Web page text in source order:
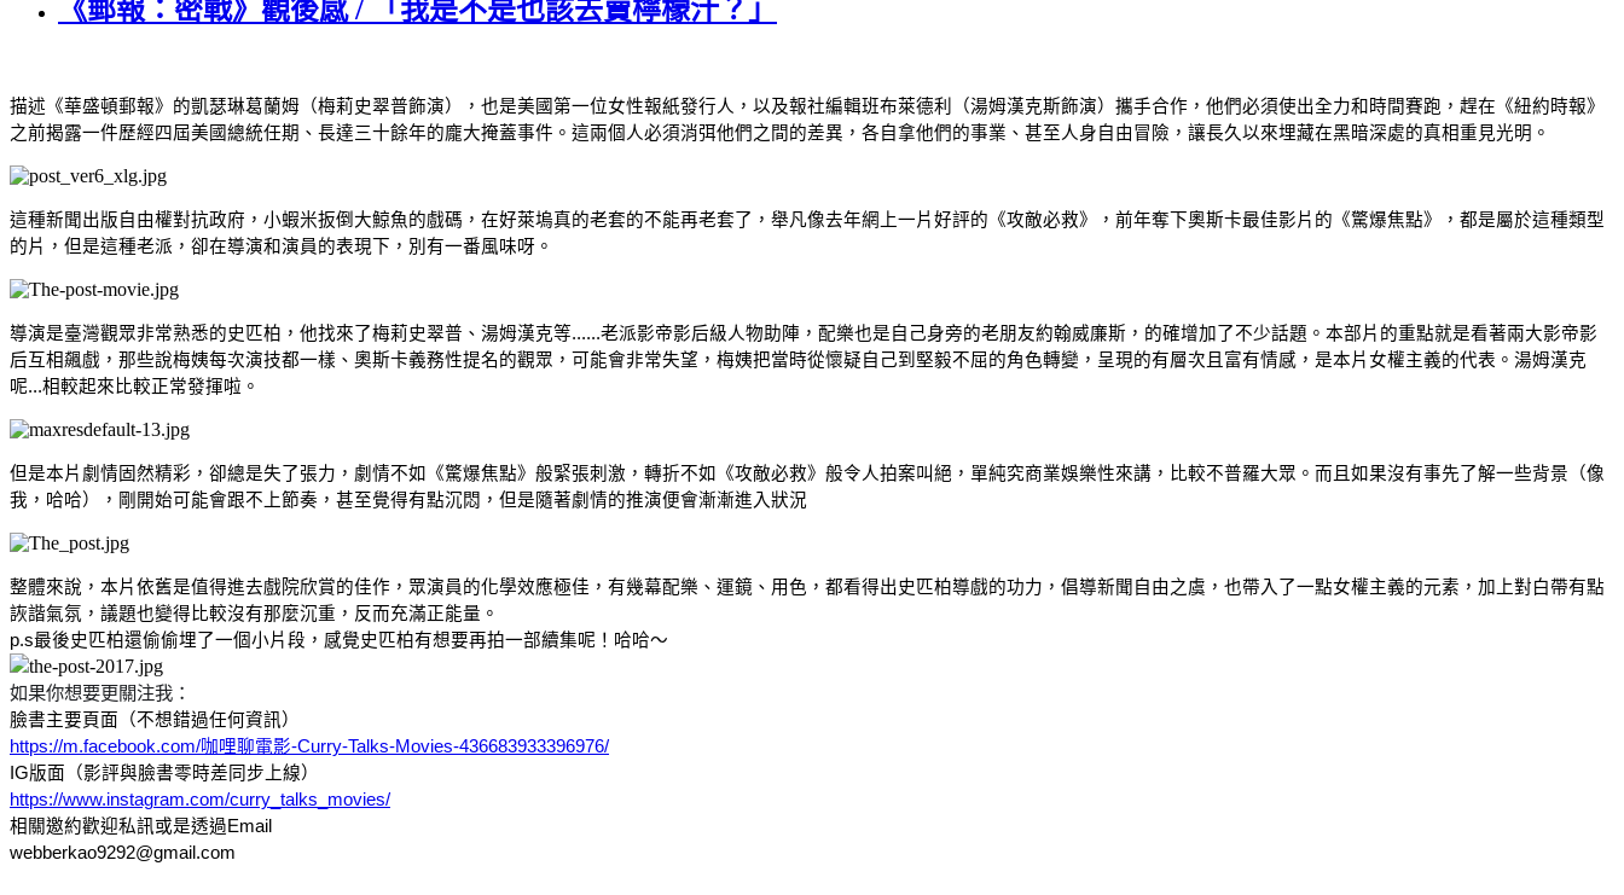
《郵報：密戰》觀後感 / 「我是不是也該去賣檸檬汁？」
描述《華盛頓郵報》的凱瑟琳葛蘭姆（梅莉史翠普飾演），也是美國第一位女性報紙發行人，以及報社編輯班布萊德利（湯姆漢克斯飾演）攜手合作，他們必須使出全力和時間賽跑，趕在《紐約時報》
之前揭露一件歷經四屆美國總統任期、長達三十餘年的龐大掩蓋事件。這兩個人必須消弭他們之間的差異，各自拿他們的事業、甚至人身自由冒險，讓長久以來埋藏在黑暗深處的真相重見光明。
這種新聞出版自由權對抗政府，小蝦米扳倒大鯨魚的戲碼，在好萊塢真的老套的不能再老套了，舉凡像去年網上一片好評的《攻敵必救》，前年奪下奧斯卡最佳影片的《驚爆焦點》，都是屬於這種類型
的片，但是這種老派，卻在導演和演員的表現下，別有一番風味呀。
導演是臺灣觀眾非常熟悉的史匹柏，他找來了梅莉史翠普、湯姆漢克等......老派影帝影后級人物助陣，配樂也是自己身旁的老朋友約翰威廉斯，的確增加了不少話題。本部片的重點就是看著兩大影帝影
后互相飆戲，那些說梅姨每次演技都一樣、奧斯卡義務性提名的觀眾，可能會非常失望，梅姨把當時從懷疑自己到堅毅不屈的角色轉變，呈現的有層次且富有情感，是本片女權主義的代表。湯姆漢克
呢...相較起來比較正常發揮啦。
但是本片劇情固然精彩，卻總是失了張力，劇情不如《驚爆焦點》般緊張刺激，轉折不如《攻敵必救》般令人拍案叫絕，單純究商業娛樂性來講，比較不普羅大眾。而且如果沒有事先了解一些背景（像
我，哈哈），剛開始可能會跟不上節奏，甚至覺得有點沉悶，但是隨著劇情的推演便會漸漸進入狀況
整體來說，本片依舊是值得進去戲院欣賞的佳作，眾演員的化學效應極佳，有幾幕配樂、運鏡、用色，都看得出史匹柏導戲的功力，倡導新聞自由之虞，也帶入了一點女權主義的元素，加上對白帶有點
詼諧氣氛，議題也變得比較沒有那麼沉重，反而充滿正能量。
p.s最後史匹柏還偷偷埋了一個小片段，感覺史匹柏有想要再拍一部續集呢！哈哈～
如果你想要更關注我：
臉書主要頁面（不想錯過任何資訊）
https://m.facebook.com/咖哩聊電影-Curry-Talks-Movies-436683933396976/
IG版面（影評與臉書零時差同步上線）
https://www.instagram.com/curry_talks_movies/
相關邀約歡迎私訊或是透過Email
webberkao9292@gmail.com